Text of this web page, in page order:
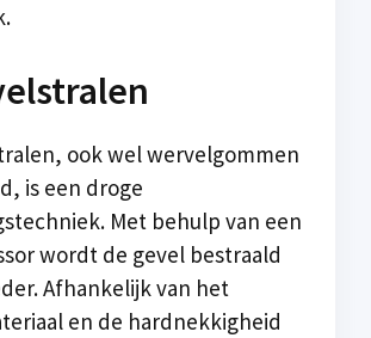
ook wel wervelgommen
is een droge
Met behulp van een
wordt de gevel bestraald
Afhankelijk van het
en de hardnekkigheid